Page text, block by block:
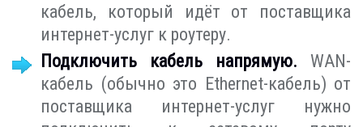
кабель, который идёт от поставщика
интернет-услуг к роутеру.
Подключить кабель напрямую. WAN-
кабель (обычно это Ethernet-кабель) от
поставщика интернет-услуг нужно